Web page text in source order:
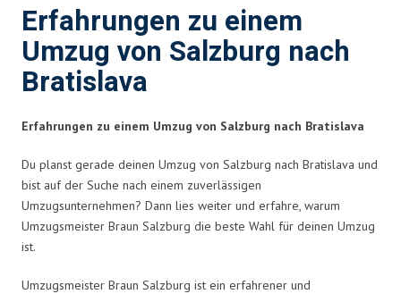
Erfahrungen zu einem
Umzug von Salzburg nach
Bratislava
Erfahrungen zu einem Umzug von Salzburg nach Bratislava
Du planst gerade deinen Umzug von Salzburg nach Bratislava und
bist auf der Suche nach einem zuverlässigen
Umzugsunternehmen? Dann lies weiter und erfahre, warum
Umzugsmeister Braun Salzburg die beste Wahl für deinen Umzug
ist.
Umzugsmeister Braun Salzburg ist ein erfahrener und